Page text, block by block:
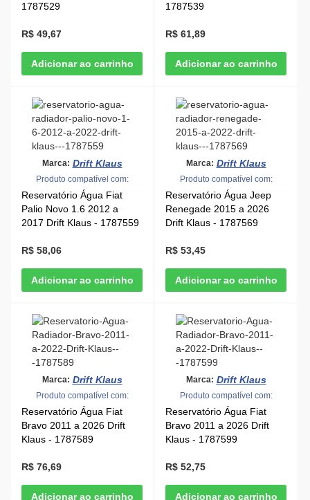
1787529
R$ 49,67
1787539
R$ 61,89
Marca: Drift Klaus
Produto compatível com:
Reservatório Água Fiat
Palio Novo 1.6 2012 a
2017 Drift Klaus - 1787559
R$ 58,06
Marca: Drift Klaus
Produto compatível com:
Reservatório Água Jeep
Renegade 2015 a 2026
Drift Klaus - 1787569
R$ 53,45
Marca: Drift Klaus
Produto compatível com:
Reservatório Água Fiat
Bravo 2011 a 2026 Drift
Klaus - 1787589
R$ 76,69
Marca: Drift Klaus
Produto compatível com:
Reservatório Água Fiat
Bravo 2011 a 2026 Drift
Klaus - 1787599
R$ 52,75